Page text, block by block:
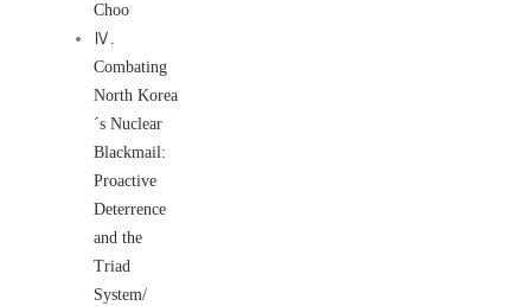
Choo
Ⅳ.
Combating
North Korea
´s Nuclear
Blackmail:
Proactive
Deterrence
and the
Triad
System/